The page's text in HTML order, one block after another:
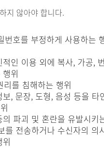
지 않아야 합니다.
호를 부정하게 사용하는
인 이용 외에 복사, 가공,
위
를 침해하는 행위
, 문장, 도형, 음성 등을 타
파괴 및 혼란을 유발시키
전송하거나 수신자의 의